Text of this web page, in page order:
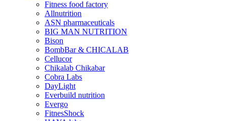
Fitness food factory
Allnutrition
ASN pharmaceuticals
BIG MAN NUTRITION
Bison
BombBar & CHICALAB
Cellucor
Chikalab Chikabar
Cobra Labs
DayLight
Everbuild nutrition
Evergo
FitnesShock